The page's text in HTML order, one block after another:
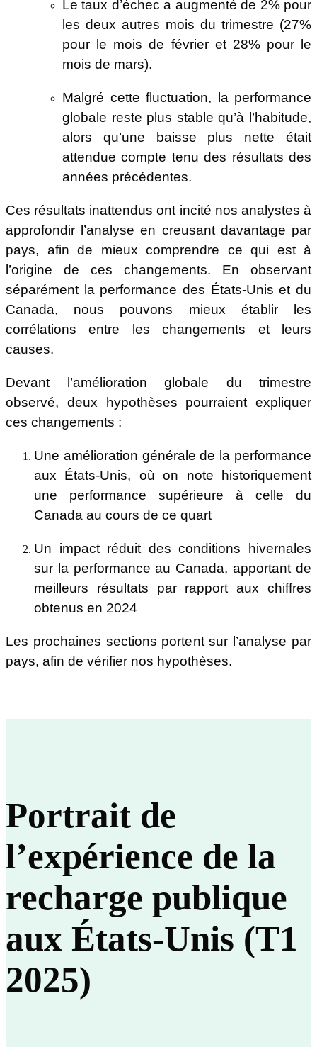
Le taux d’échec a augmenté de 2% pour
les deux autres mois du trimestre (27%
pour le mois de février et 28% pour le
mois de mars).
Malgré cette fluctuation, la performance
globale reste plus stable qu’à l’habitude,
alors qu’une baisse plus nette était
attendue compte tenu des résultats des
années précédentes.
Ces résultats inattendus ont incité nos analystes à
approfondir l’analyse en creusant davantage par
pays, afin de mieux comprendre ce qui est à
l’origine de ces changements. En observant
séparément la performance des États-Unis et du
Canada, nous pouvons mieux établir les
corrélations entre les changements et leurs
causes.
Devant l’amélioration globale du trimestre
observé, deux hypothèses pourraient expliquer
ces changements :
Une amélioration générale de la performance
aux États-Unis, où on note historiquement
une performance supérieure à celle du
Canada au cours de ce quart
Un impact réduit des conditions hivernales
sur la performance au Canada, apportant de
meilleurs résultats par rapport aux chiffres
obtenus en 2024
Les prochaines sections portent sur l’analyse par
pays, afin de vérifier nos hypothèses.
Portrait de
l’expérience de la
recharge publique
aux États-Unis (T1
2025)